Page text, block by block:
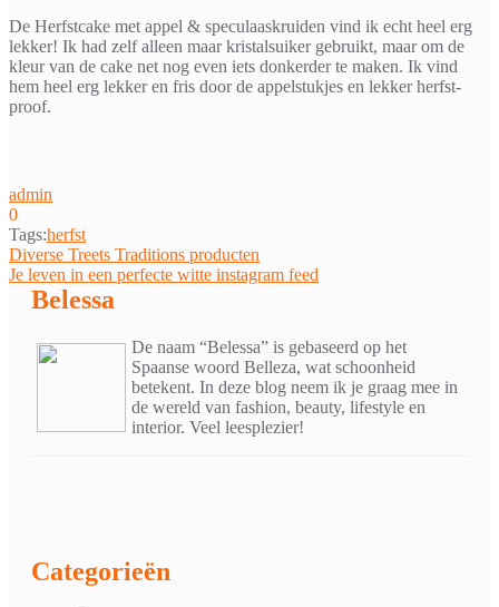
De Herfstcake met appel & speculaaskruiden vind ik echt heel erg
lekker! Ik had zelf alleen maar kristalsuiker gebruikt, maar om de
kleur van de cake net nog even iets donkerder te maken. Ik vind
hem heel erg lekker en fris door de appelstukjes en lekker herfst-
proof.
admin
0
Tags:herfst
Bericht
navigatie
Diverse Treets Traditions producten
Je leven in een perfecte witte instagram feed
Belessa
De naam “Belessa” is gebaseerd op het
Spaanse woord Belleza, wat schoonheid
betekent. In deze blog neem ik je graag mee in
de wereld van fashion, beauty, lifestyle en
interior. Veel leesplezier!
Categorieën